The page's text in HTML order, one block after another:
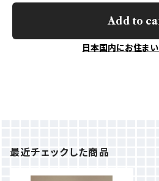
Add to
日本国内にお住ま
最近チェックした商品